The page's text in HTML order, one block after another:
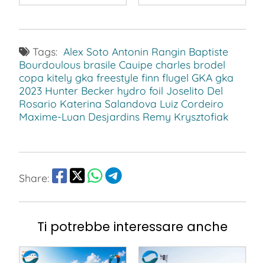
Tags: Alex Soto Antonin Rangin Baptiste
Bourdoulous brasile Cauipe charles brodel
copa kitely gka freestyle finn flugel GKA gka
2023 Hunter Becker hydro foil Joselito Del
Rosario Katerina Salandova Luiz Cordeiro
Maxime-Luan Desjardins Remy Krysztofiak
Share:
Ti potrebbe interessare anche